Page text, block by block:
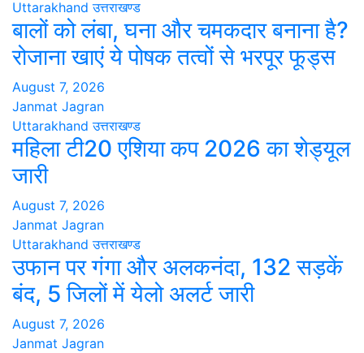
Uttarakhand उत्तराखण्ड
बालों को लंबा, घना और चमकदार बनाना है?
रोजाना खाएं ये पोषक तत्वों से भरपूर फूड्स
August 7, 2026
Janmat Jagran
Uttarakhand उत्तराखण्ड
महिला टी20 एशिया कप 2026 का शेड्यूल
जारी
August 7, 2026
Janmat Jagran
Uttarakhand उत्तराखण्ड
उफान पर गंगा और अलकनंदा, 132 सड़कें
बंद, 5 जिलों में येलो अलर्ट जारी
August 7, 2026
Janmat Jagran